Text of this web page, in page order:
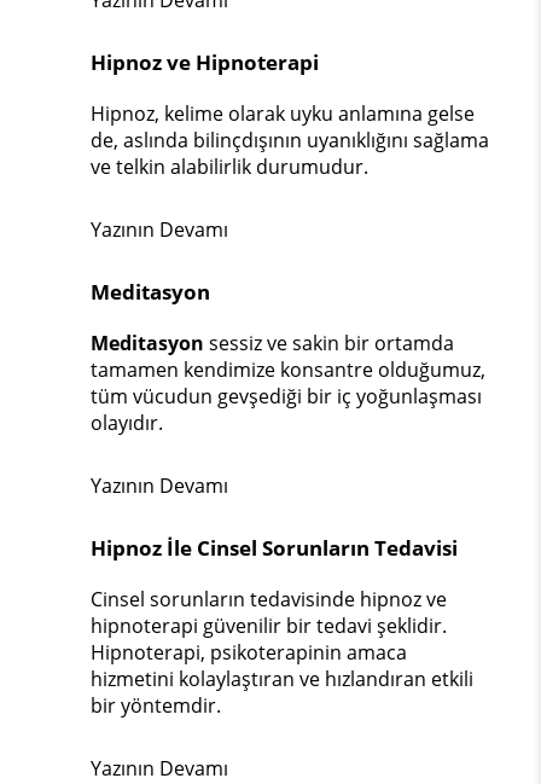
Hipnoz ve Hipnoterapi
Hipnoz, kelime olarak uyku anlamına gelse
de, aslında bilinçdışının uyanıklığını sağlama
ve telkin alabilirlik durumudur.
Yazının Devamı
Meditasyon
Meditasyon sessiz ve sakin bir ortamda
tamamen kendimize konsantre olduğumuz,
tüm vücudun gevşediği bir iç yoğunlaşması
olayıdır.
Yazının Devamı
Hipnoz İle Cinsel Sorunların Tedavisi
Cinsel sorunların tedavisinde hipnoz ve
hipnoterapi güvenilir bir tedavi şeklidir.
Hipnoterapi, psikoterapinin amaca
hizmetini kolaylaştıran ve hızlandıran etkili
bir yöntemdir.
Yazının Devamı